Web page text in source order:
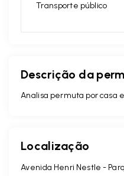
Transporte público
Descrição da
Analisa permuta por casa
Localização
Avenida Henri Nestle -